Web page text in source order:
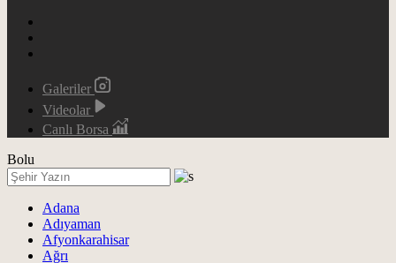
Galeriler
Videolar
Canlı Borsa
Bolu
Adana
Adıyaman
Afyonkarahisar
Ağrı